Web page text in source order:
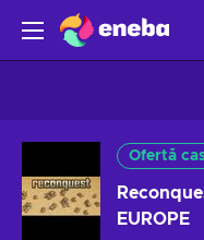
Ofertă
EUROPE